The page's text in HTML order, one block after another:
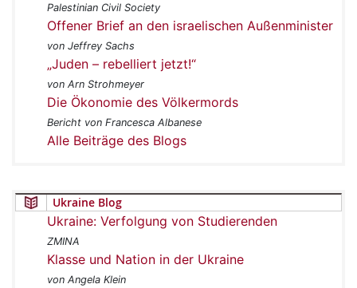
Palestinian Civil Society
Offener Brief an den israelischen Außenminister
von Jeffrey Sachs
„Juden – rebelliert jetzt!“
von Arn Strohmeyer
Die Ökonomie des Völkermords
Bericht von Francesca Albanese
Alle Beiträge des Blogs
Ukraine Blog
Ukraine: Verfolgung von Studierenden
ZMINA
Klasse und Nation in der Ukraine
von Angela Klein